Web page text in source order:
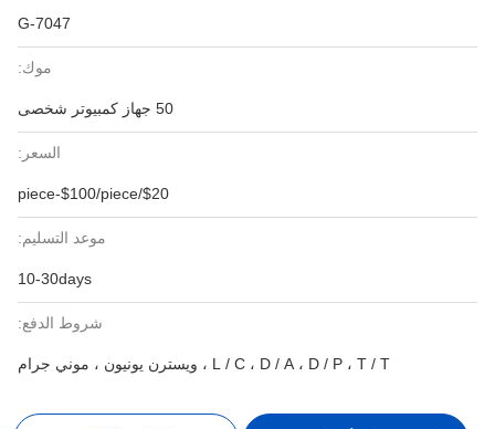
G-7047
موك:
50 جهاز كمبيوتر شخصى
السعر:
$20/piece-$100/piece
موعد التسليم:
10-30days
شروط الدفع:
L / C ، D / A ، D / P ، T / T ، ويسترن يونيون ، موني جرام